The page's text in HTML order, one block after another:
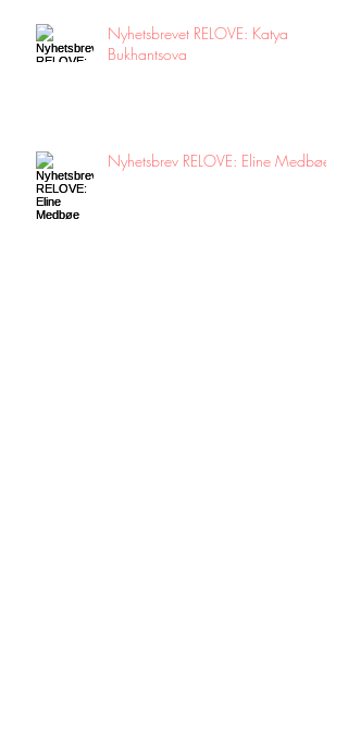
Nyhetsbrevet RELOVE: Katya
Bukhantsova
Nyhetsbrev RELOVE: Eline Medbøe